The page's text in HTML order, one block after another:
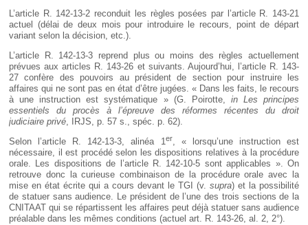
L’article R. 142-13-2 reconduit les règles posées par l’article R. 143-21
actuel (délai de deux mois pour introduire le recours, point de départ
variant selon la décision, etc.).
L’article R. 142-13-3 reprend plus ou moins des règles actuellement
prévues aux articles R. 143-26 et suivants. Aujourd’hui, l’article R. 143-
27 confère des pouvoirs au président de section pour instruire les
affaires qui ne sont pas en état d’être jugées. « Dans les faits, le recours
à une instruction est systématique » (G. Poirotte, in Les principes
essentiels du procès à l’épreuve des réformes récentes du droit
judiciaire privé, IRJS, p. 57 s., spéc. p. 62).
Selon l’article R. 142-13-3, alinéa 1er, « lorsqu’une instruction est
nécessaire, il est procédé selon les dispositions relatives à la procédure
orale. Les dispositions de l’article R. 142-10-5 sont applicables ». On
retrouve donc la curieuse combinaison de la procédure orale avec la
mise en état écrite qui a cours devant le TGI (v. supra) et la possibilité
de statuer sans audience. Le président de l’une des trois sections de la
CNITAAT qui se répartissent les affaires peut déjà statuer sans audience
préalable dans les mêmes conditions (actuel art. R. 143-26, al. 2, 2°).